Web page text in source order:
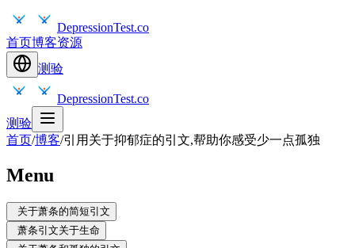
DepressionTest.co
首页博客资源
测验
DepressionTest.co
测验
首页/博客/引用关于抑郁症的引文,帮助你感受少一点孤独
Menu
关于萧条的简短引文
萧条引文关于生命